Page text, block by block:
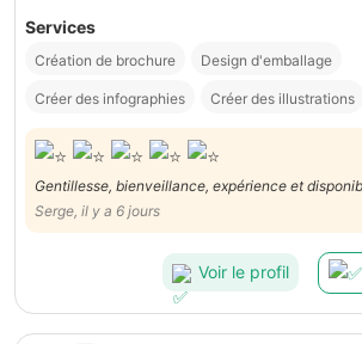
Services
Création de brochure Design d'emballage
Créer des infographies Créer des illustrations
Gentillesse, bienveillance, expérience et
impeccable de Danny ! Je le recommande
Serge, il y a 6 jours
Voir le profil